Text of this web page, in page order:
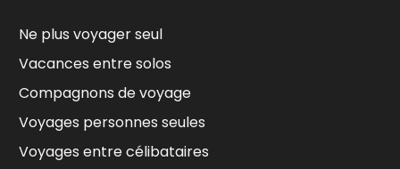
Ne plus voyager seul
Vacances entre solos
Compagnons de voyage
Voyages personnes seules
Voyages entre célibataires